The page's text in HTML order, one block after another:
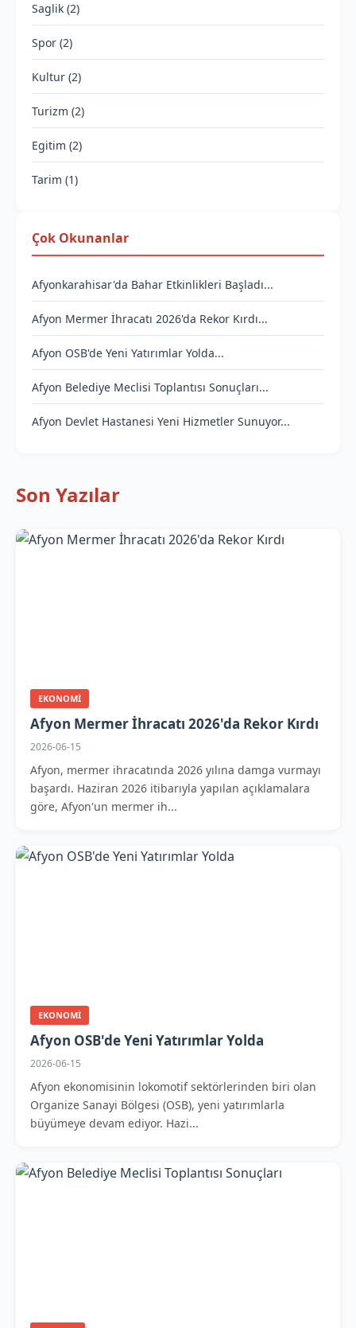
Saglik (2)
Spor (2)
Kultur (2)
Turizm (2)
Egitim (2)
Tarim (1)
Çok Okunanlar
Afyonkarahisar'da Bahar Etkinlikleri Başladı...
Afyon Mermer İhracatı 2026'da Rekor Kırdı...
Afyon OSB'de Yeni Yatırımlar Yolda...
Afyon Belediye Meclisi Toplantısı Sonuçları...
Afyon Devlet Hastanesi Yeni Hizmetler Sunuyor...
Son Yazılar
EKONOMI
Afyon Mermer İhracatı 2026'da Rekor Kırdı
2026-06-15
Afyon, mermer ihracatında 2026 yılına damga vurmayı
başardı. Haziran 2026 itibarıyla yapılan açıklamalara
göre, Afyon'un mermer ih...
EKONOMI
Afyon OSB'de Yeni Yatırımlar Yolda
2026-06-15
Afyon ekonomisinin lokomotif sektörlerinden biri olan
Organize Sanayi Bölgesi (OSB), yeni yatırımlarla
büyümeye devam ediyor. Hazi...